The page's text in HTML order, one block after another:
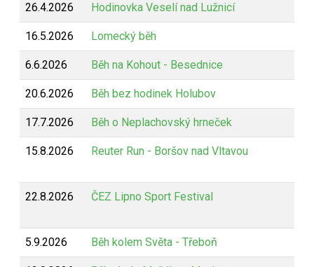
26.4.2026 Hodinovka Veselí nad Lužnicí
16.5.2026 Lomecký běh
6.6.2026 Běh na Kohout - Besednice
20.6.2026 Běh bez hodinek Holubov
17.7.2026 Běh o Neplachovský hrneček
15.8.2026 Reuter Run - Boršov nad Vltavou
22.8.2026 ČEZ Lipno Sport Festival
5.9.2026 Běh kolem Světa - Třeboň